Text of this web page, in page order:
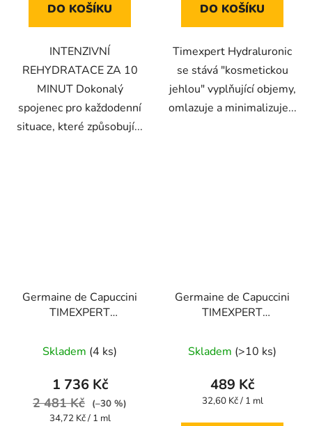
DO KOŠÍKU
INTENZIVNÍ
REHYDRATACE ZA 10
MINUT Dokonalý
spojenec pro každodenní
situace, které způsobují...
DO KOŠÍKU
Timexpert Hydraluronic
se stává "kosmetickou
jehlou" vyplňující objemy,
omlazuje a minimalizuje...
Germaine de Capuccini
TIMEXPERT
Hyaluronic 3D Force
Hydratační a vyplňující
Skladem (4 ks)
1 736 Kč
2 481 Kč
(–30 %)
Měrná
34,72 Kč / 1 ml
Germaine de Capuccini
TIMEXPERT
balzám s kyselinou
hyaluronovou pro
plnosti rtů 15 ml
Skladem (>10 ks)
489 Kč
Měrná
32,60 Kč / 1 ml